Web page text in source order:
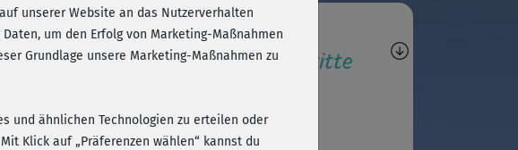
Goodie Fragen, Antworten,
Bewertungen, Fortschritte
super Entspannung
unserer Website an das Nutzerverhalten
um den Erfolg von Marketing-Maßnahmen
Grundlage unsere Marketing-Maßnahmen zu
und ähnlichen Technologien zu erteilen oder
Klick auf „Präferenzen wählen“ kannst du